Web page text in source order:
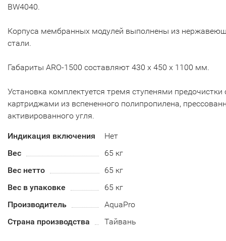
BW4040.
Корпуса мембранных модулей выполнены из
стали.
Габариты ARO-1500 составляют 430 х 450 х 1100 мм.
Установка комплектуется тремя ступенями предочистки
картриджами из вспененного полипропилена,
активированного угля.
Индикация включения
Нет
Вес
65 кг
Вес нетто
65 кг
Вес в упаковке
65 кг
Производитель
AquaPro
Страна производства
Тайвань